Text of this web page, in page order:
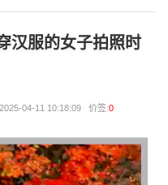
汉服的女子拍照时
来源:原创 发布:朱达 热度:222 时间:2025-04-11 10:18:09 价签:0